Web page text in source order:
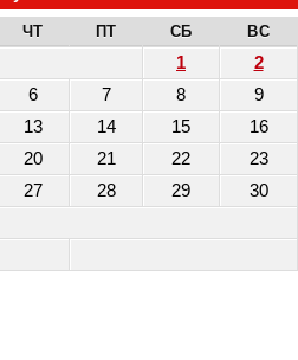
ЧТ ПТ СБ ВС
1
2
6 7 8
9
13 14 15
16
20 21 22
23
27 28 29
30